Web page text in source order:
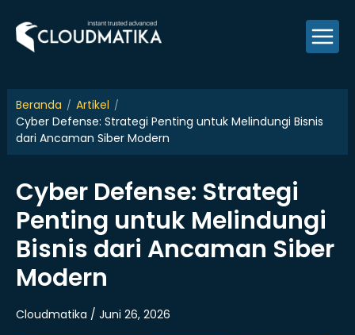
content
Beranda
Artikel
Cyber Defense: Strategi Penting untuk Melindungi Bisnis
dari Ancaman Siber Modern
Cyber Defense: Strategi
Penting untuk Melindungi
Bisnis dari Ancaman Siber
Modern
Cloudmatika / Juni 26, 2026